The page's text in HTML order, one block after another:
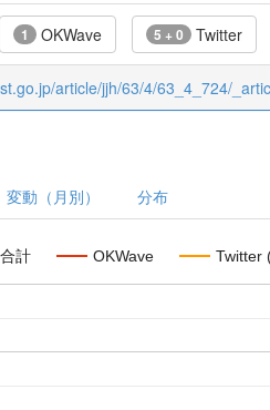
1 OKWave 5 + 0 Twitter
article/jjh/63/4/63_4_724/
変動（月別） 分布
合計 OKWave Twitter